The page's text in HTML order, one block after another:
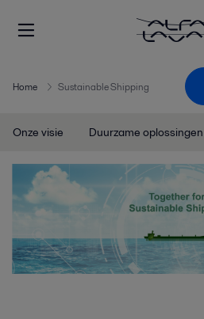
Home Sustainable Shipping
Onze visie Duurzame oplossingen